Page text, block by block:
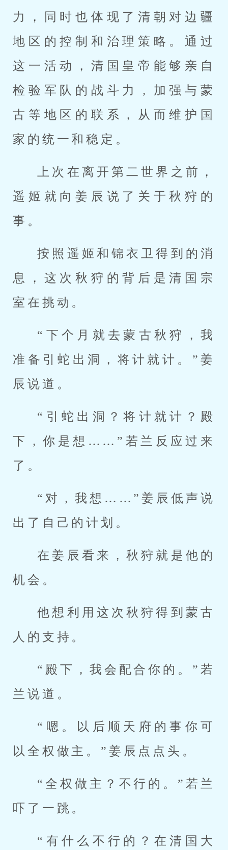
力，同时也体现了清朝对边疆
地区的控制和治理策略。通过
这一活动，清国皇帝能够亲自
检验军队的战斗力，加强与蒙
古等地区的联系，从而维护国
家的统一和稳定。
上次在离开第二世界之前，
遥姬就向姜辰说了关于秋狩的
事。
按照遥姬和锦衣卫得到的消
息，这次秋狩的背后是清国宗
室在挑动。
“下个月就去蒙古秋狩，我
准备引蛇出洞，将计就计。”姜
辰说道。
“引蛇出洞？将计就计？殿
下，你是想……”若兰反应过来
了。
“对，我想……”姜辰低声说
出了自己的计划。
在姜辰看来，秋狩就是他的
机会。
他想利用这次秋狩得到蒙古
人的支持。
“殿下，我会配合你的。”若
兰说道。
“嗯。以后顺天府的事你可
以全权做主。”姜辰点点头。
“全权做主？不行的。”若兰
吓了一跳。
“有什么不行的？在清国大